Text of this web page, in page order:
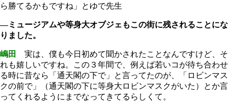
ら勝てるかもですね」とゆで先生
―ミュージアムや等身大オブジェもこの街に残されることにな
りました。
嶋田
実は、僕も今日初めて聞かされたことなんですけど、そ
れも嬉しいですね。この３年間で、例えば若いコが待ち合わせ
る時に昔なら「通天閣の下で」と言ってたのが、「ロビンマス
クの前で」（通天閣の下に等身大ロビンマスクがいた）とか言
ってくれるようにまでなってきてるらしくて。